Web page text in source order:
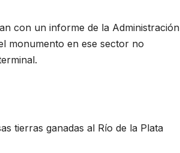
con un informe de la Administración
monumento en ese sector no
tierras ganadas al Río de la Plata